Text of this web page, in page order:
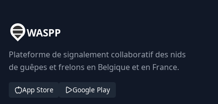
WASPP
Plateforme de signalement collaboratif des nids
de guêpes et frelons en Belgique et en France.
App Store Google Play